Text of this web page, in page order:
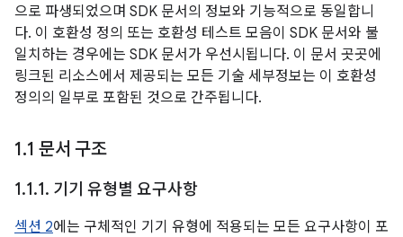
으로 파생되었으며 SDK 문서의 정보와 기능적으로 동일합니
다. 이 호환성 정의 또는 호환성 테스트 모음이 SDK 문서와 불
일치하는 경우에는 SDK 문서가 우선시됩니다. 이 문서 곳곳에
링크된 리소스에서 제공되는 모든 기술 세부정보는 이 호환성
정의의 일부로 포함된 것으로 간주됩니다.
1.1 문서 구조
1.1.1. 기기 유형별 요구사항
섹션 2에는 구체적인 기기 유형에 적용되는 모든 요구사항이 포